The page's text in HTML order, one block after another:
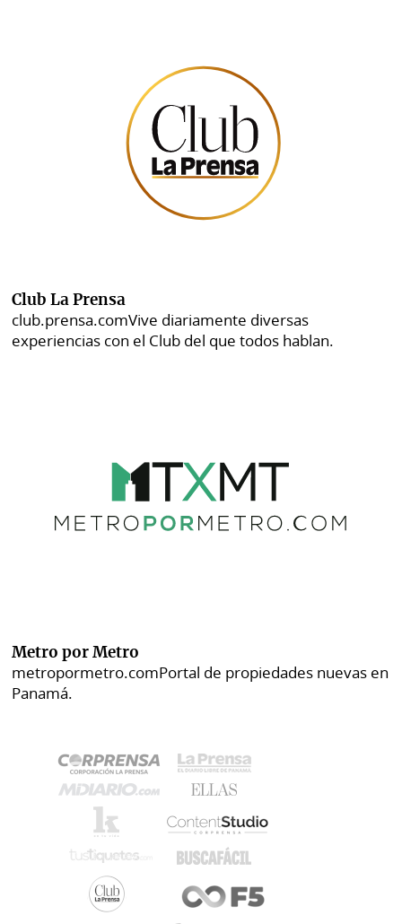
Club La Prensa
club.prensa.comVive diariamente diversas
experiencias con el Club del que todos hablan.
Metro por Metro
metropormetro.comPortal de propiedades nuevas en
Panamá.